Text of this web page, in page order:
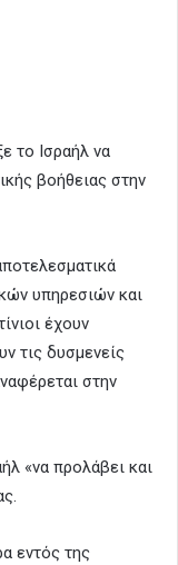
το Ισραήλ να
βοήθειας στην
υπηρεσιών και
έχουν
τις δυσμενείς
στην
«να προλάβει και
εντός της